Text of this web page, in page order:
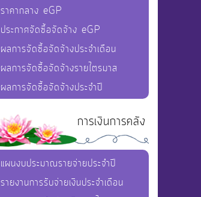
ราคากลาง eGP
ประกาศจัดซื้อจัดจ้าง eGP
ผลการจัดซื้อจัดจ้างประจำเดือน
ผลการจัดซื้อจัดจ้างรายไตรมาส
ผลการจัดซื้อจัดจ้างประจำปี
การเงินการคลัง
แผนงบประมาณรายจ่ายประจำปี
รายงานการรับจ่ายเงินประจำเดือน